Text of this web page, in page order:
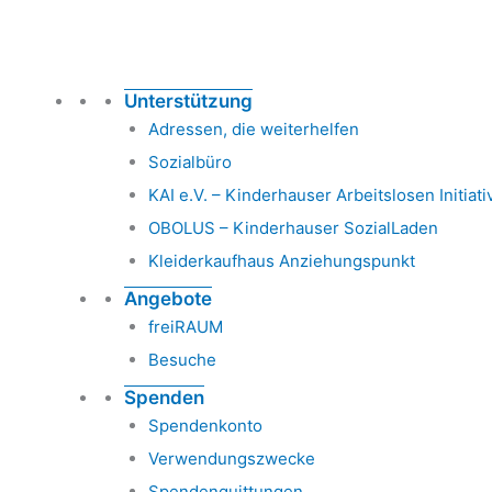
Unterstützung
Adressen, die weiterhelfen
Sozialbüro
KAI e.V. – Kinderhauser Arbeitslosen
OBOLUS – Kinderhauser SozialLaden
Kleiderkaufhaus Anziehungspunkt
Angebote
freiRAUM
Besuche
Spenden
Spendenkonto
Verwendungszwecke